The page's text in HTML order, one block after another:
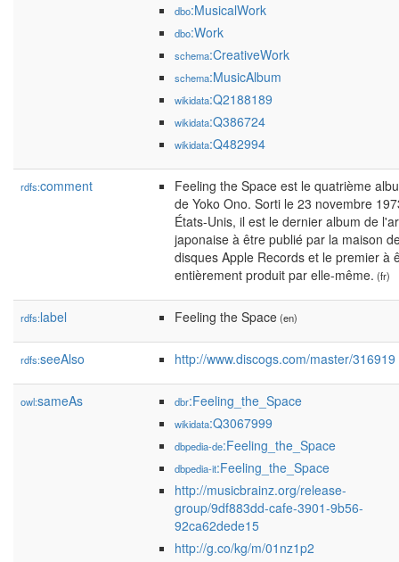
dbo:MusicalWork
dbo:Work
schema:CreativeWork
schema:MusicAlbum
wikidata:Q2188189
wikidata:Q386724
wikidata:Q482994
rdfs:comment
Feeling the Space est le quatrième
de Yoko Ono. Sorti le 23 novembre
États-Unis, il est le dernier album de
japonaise à être publié par la maison
disques Apple Records et le premier à
entièrement produit par elle-même. (fr)
rdfs:label Feeling the Space(en)
rdfs:seeAlso http://www.discogs.com/master/316919
owl:sameAs dbr:Feeling_the_Space
wikidata:Q3067999
dbpedia-de:Feeling_the_Space
dbpedia-it:Feeling_the_Space
http://musicbrainz.org/release-
group/9df883dd-cafe-3901-9b56-
92ca62dede15
http://g.co/kg/m/01nz1p2